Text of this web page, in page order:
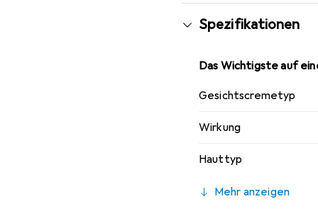
Spezifikationen
Das Wichtigste auf
Gesichtscremetyp
Wirkung
Hauttyp
Mehr anzeigen